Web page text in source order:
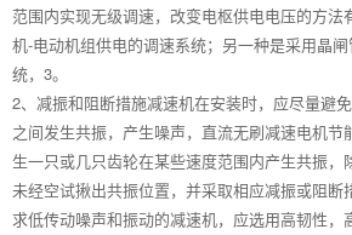
范围内实现无级调速，改变电枢供电电压的方法
机-电动机组供电的调速系统；另一种是采用晶
统，3。
2、减振和阻断措施减速机在安装时，应尽量避
之间发生共振，产生噪声，直流无刷减速电机节
生一只或几只齿轮在某些速度范围内产生共振，
未经空试揪出共振位置，并采取相应减振或阻断
求低传动噪声和振动的减速机，应选用高韧性，